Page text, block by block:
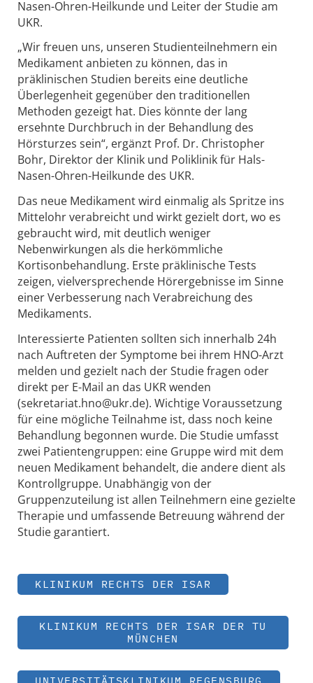
Nasen-Ohren-Heilkunde und Leiter der Studie am
UKR.
„Wir freuen uns, unseren Studienteilnehmern ein
Medikament anbieten zu können, das in
präklinischen Studien bereits eine deutliche
Überlegenheit gegenüber den traditionellen
Methoden gezeigt hat. Dies könnte der lang
ersehnte Durchbruch in der Behandlung des
Hörsturzes sein“, ergänzt Prof. Dr. Christopher
Bohr, Direktor der Klinik und Poliklinik für Hals-
Nasen-Ohren-Heilkunde des UKR.
Das neue Medikament wird einmalig als Spritze ins
Mittelohr verabreicht und wirkt gezielt dort, wo es
gebraucht wird, mit deutlich weniger
Nebenwirkungen als die herkömmliche
Kortisonbehandlung. Erste präklinische Tests
zeigen, vielversprechende Hörergebnisse im Sinne
einer Verbesserung nach Verabreichung des
Medikaments.
Interessierte Patienten sollten sich innerhalb 24h
nach Auftreten der Symptome bei ihrem HNO-Arzt
melden und gezielt nach der Studie fragen oder
direkt per E-Mail an das UKR wenden
(sekretariat.hno@ukr.de). Wichtige Voraussetzung
für eine mögliche Teilnahme ist, dass noch keine
Behandlung begonnen wurde. Die Studie umfasst
zwei Patientengruppen: eine Gruppe wird mit dem
neuen Medikament behandelt, die andere dient als
Kontrollgruppe. Unabhängig von der
Gruppenzuteilung ist allen Teilnehmern eine gezielte
Therapie und umfassende Betreuung während der
Studie garantiert.
KLINIKUM RECHTS DER ISAR
KLINIKUM RECHTS DER ISAR DER TU
MÜNCHEN